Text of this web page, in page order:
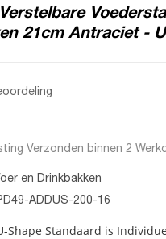
21cm Antraciet -
Verzonden binnen 2
en Drinkbakken
ADDUS-200-16
Shape Standaard is